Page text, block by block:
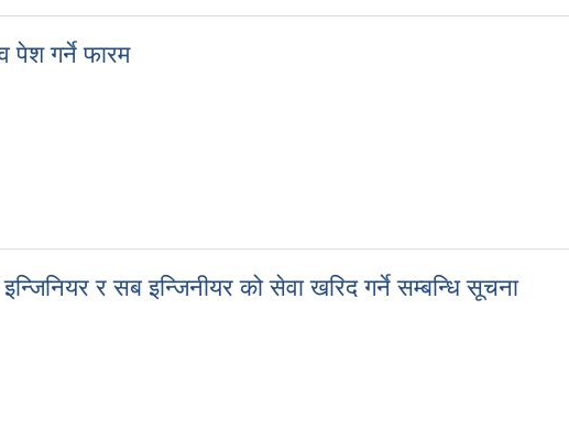
पेश गर्ने फारम
र सब इन्जिनीयर को सेवा खरिद गर्ने सम्बन्धि सूचना